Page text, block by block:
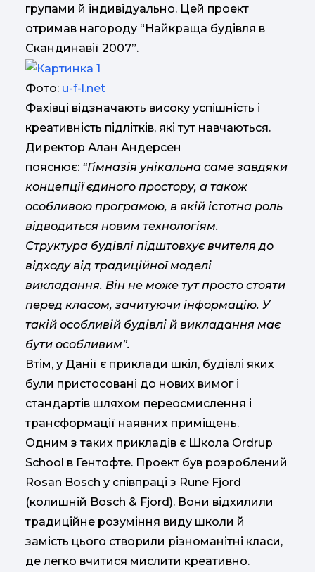
групами й індивідуально. Цей проект
отримав нагороду “Найкраща будівля в
Скандинавії 2007”.
Фото: u-f-l.net
Фахівці відзначають високу успішність і
креативність підлітків, які тут навчаються.
Директор Алан Андерсен
пояснює: “Гімназія унікальна саме завдяки
концепції єдиного простору, а також
особливою програмою, в якій істотна роль
відводиться новим технологіям.
Структура будівлі підштовхує вчителя до
відходу від традиційної моделі
викладання. Він не може тут просто стояти
перед класом, зачитуючи інформацію. У
такій особливій будівлі й викладання має
бути особливим”.
Втім, у Данії є приклади шкіл, будівлі яких
були пристосовані до нових вимог і
стандартів шляхом переосмислення і
трансформації наявних приміщень.
Одним з таких прикладів є Школа Ordrup
School в Гентофте. Проект був розроблений
Rosan Bosch у співпраці з Rune Fjord
(колишній Bosch & Fjord). Вони відхилили
традиційне розуміння виду школи й
замість цього створили різноманітні класи,
де легко вчитися мислити креативно.